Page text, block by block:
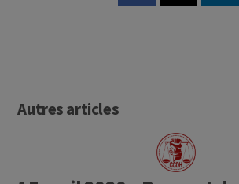
Autres articles